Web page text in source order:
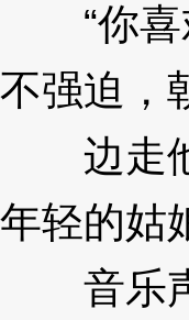
“你喜
不强迫，
边走他
年轻的姑
音乐声